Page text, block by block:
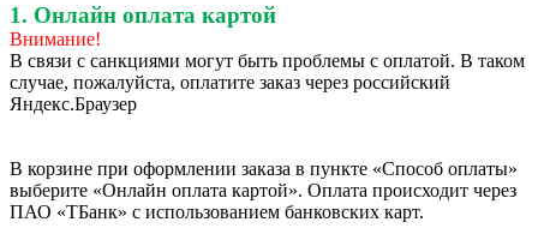
1. Онлайн оплата картой
Внимание!
В связи с санкциями могут быть проблемы с оплатой. В таком
случае, пожалуйста, оплатите заказ через российский
Яндекс.Браузер
В корзине при оформлении заказа в пункте «Способ оплаты»
выберите «Онлайн оплата картой». Оплата происходит через
ПАО «ТБанк» с использованием банковских карт.